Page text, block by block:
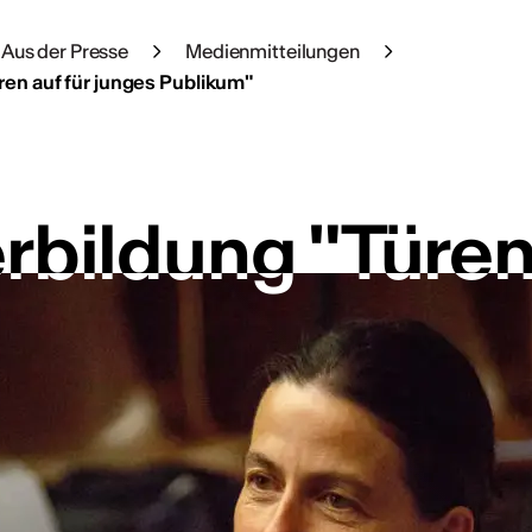
Aus der Presse
Medienmitteilungen
auf für junges Publikum"